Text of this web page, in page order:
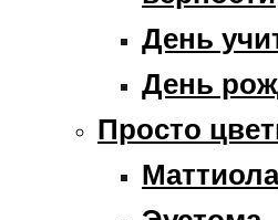
День
День
Просто
Маттиола